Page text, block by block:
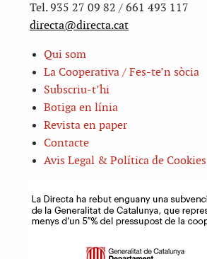
Tel. 935 27 09 82 / 661 493 117
directa@directa.cat
Qui som
La Cooperativa / Fes-te’n sòcia
Subscriu-t’hi
Botiga en línia
Revista en paper
Contacte
Avis Legal & Política de Cookies